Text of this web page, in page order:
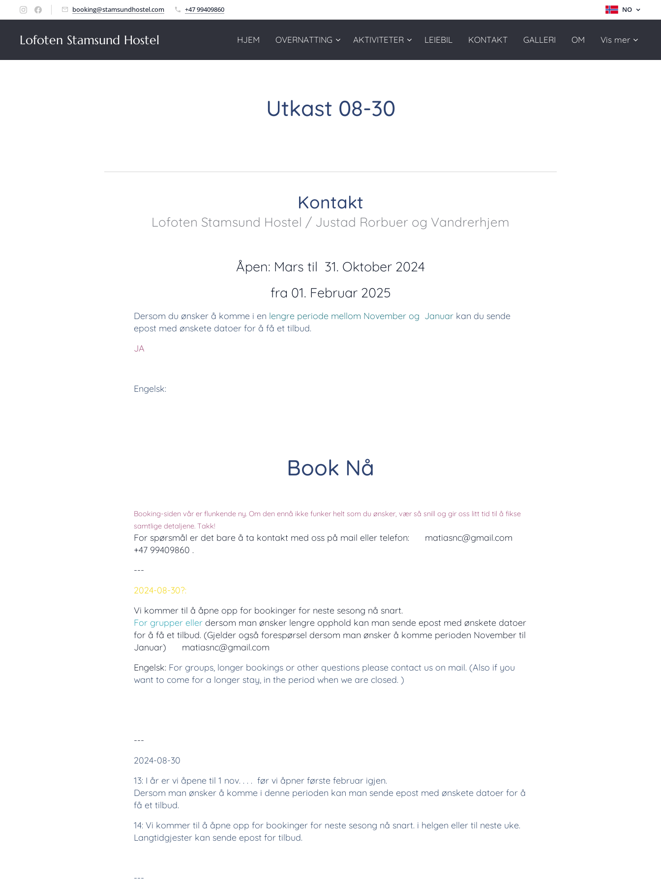
booking@stamsundhostel.com +47 99409860 NO
Lofoten Stamsund Hostel HJEM OVERNATTING AKTIVITETER LEIEBIL KONTAKT GALLERI OM Vis mer
Utkast 08-30
Kontakt
Lofoten Stamsund Hostel / Justad Rorbuer og Vandrerhjem
Åpen: Mars til 31. Oktober 2024
fra 01. Februar 2025
Dersom du ønsker å komme i en lengre periode mellom November og Januar kan du sende
epost med ønskete datoer for å få et tilbud.
JA
Engelsk:
Book Nå
Booking-siden vår er flunkende ny. Om den ennå ikke funker helt som du ønsker, vær så snill og gir oss litt tid til å fikse
samtlige detaljene. Takk!
For spørsmål er det bare å ta kontakt med oss på mail eller telefon: ✉ matiasnc@gmail.com ☎
+47 99409860 .
---
2024-08-30?:
Vi kommer til å åpne opp for bookinger for neste sesong nå snart.
For grupper eller dersom man ønsker lengre opphold kan man sende epost med ønskete datoer
for å få et tilbud. (Gjelder også forespørsel dersom man ønsker å komme perioden November til
Januar) ✉ matiasnc@gmail.com
Engelsk: For groups, longer bookings or other questions please contact us on mail. (Also if you
want to come for a longer stay, in the period when we are closed. )
---
2024-08-30
13: I år er vi åpene til 1 nov. . . . før vi åpner første februar igjen.
Dersom man ønsker å komme i denne perioden kan man sende epost med ønskete datoer for å
få et tilbud.
14: Vi kommer til å åpne opp for bookinger for neste sesong nå snart. i helgen eller til neste uke.
Langtidgjester kan sende epost for tilbud.
---